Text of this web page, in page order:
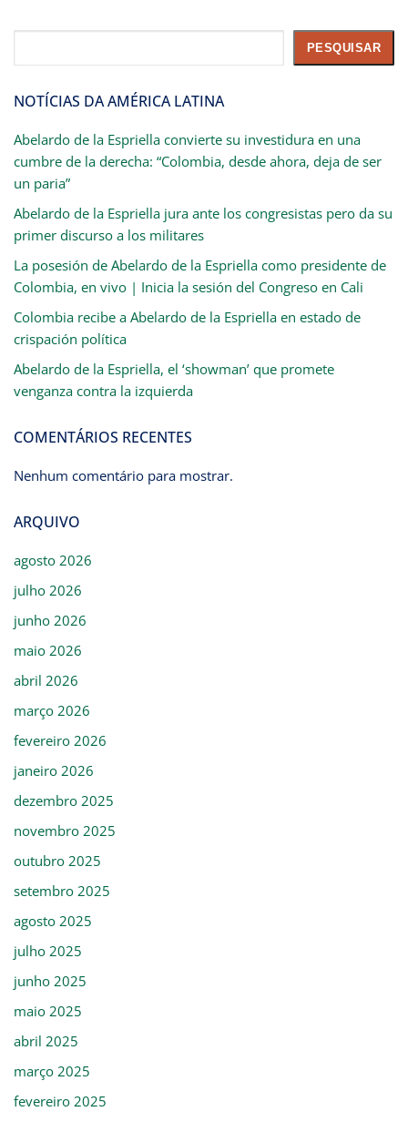
PESQUISAR
NOTÍCIAS DA AMÉRICA LATINA
Abelardo de la Espriella convierte su investidura en una
cumbre de la derecha: “Colombia, desde ahora, deja de ser
un paria”
Abelardo de la Espriella jura ante los congresistas pero da su
primer discurso a los militares
La posesión de Abelardo de la Espriella como presidente de
Colombia, en vivo | Inicia la sesión del Congreso en Cali
Colombia recibe a Abelardo de la Espriella en estado de
crispación política
Abelardo de la Espriella, el ‘showman’ que promete
venganza contra la izquierda
COMENTÁRIOS RECENTES
Nenhum comentário para mostrar.
ARQUIVO
agosto 2026
julho 2026
junho 2026
maio 2026
abril 2026
março 2026
fevereiro 2026
janeiro 2026
dezembro 2025
novembro 2025
outubro 2025
setembro 2025
agosto 2025
julho 2025
junho 2025
maio 2025
abril 2025
março 2025
fevereiro 2025